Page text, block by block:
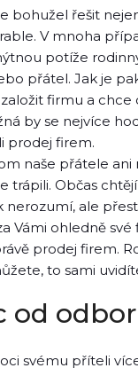
bohužel řešit
V mnoha
potíže
přátel. Jak je
firmu a chce
by se nejvíce
prodej firem.
naše přátele ani
trápili. Občas
nerozumí, ale
Vámi ohledně své
prodej firem.
to sami
od
svému příteli